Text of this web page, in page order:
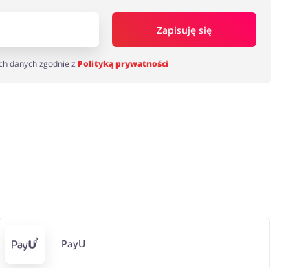
Zapisuję się
danych zgodnie z Polityką prywatności
PayU